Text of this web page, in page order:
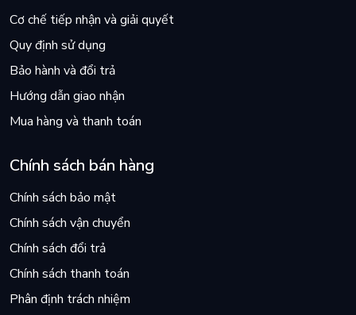
Cơ chế tiếp nhận và giải quyết
Quy định sử dụng
Bảo hành và đổi trả
Hướng dẫn giao nhận
Mua hàng và thanh toán
Chính sách bán hàng
Chính sách bảo mật
Chính sách vận chuyển
Chính sách đổi trả
Chính sách thanh toán
Phân định trách nhiệm